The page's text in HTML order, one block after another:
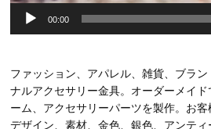
00:00
ファッション、アパレル、雑貨、ブラ
ナルアクセサリー金具。オーダーメイ
ーム、アクセサリーパーツを製作。お客
デザイン、素材、金色、銀色、アンテ